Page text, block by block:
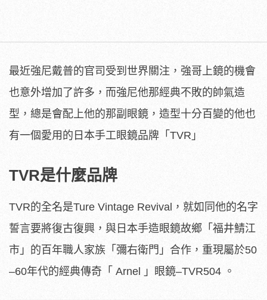
最近強尼戴普的官司受到世界關注，強哥上鏡的機會
也意外增加了許多，而強尼他那經典不敗的帥氣造
型，總是會配上他的那副眼鏡，造型十分百變的他也
有一個愛用的日本手工眼鏡品牌「TVR」
TVR是什麼品牌
TVR的全名是Ture Vintage Revival，就如同他的名字
誓言要將復古復興，與日本手造眼鏡故鄉「福井鯖江
市」的百年職人家族「彌右衛門」合作，重現屬於50
–60年代的經典傳奇「 Arnel 」眼鏡–TVR504 。